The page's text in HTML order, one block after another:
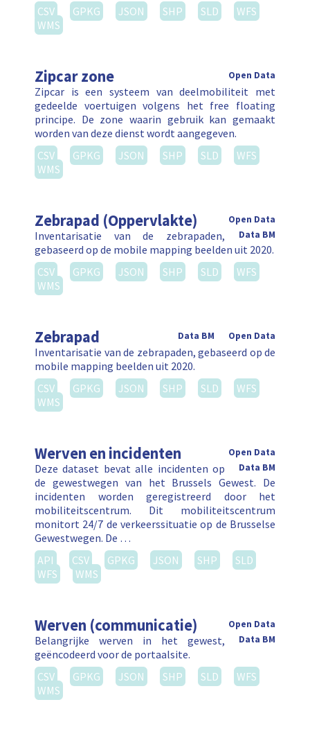
CSV GPKG JSON SHP SLD
WFS
WMS
Zipcar zone Open Data
Zipcar is een systeem van deelmobiliteit met
gedeelde voertuigen volgens het free floating
principe. De zone waarin gebruik kan gemaakt
worden van deze dienst wordt aangegeven.
CSV
GPKG JSON SHP SLD
WFS
WMS
Zebrapad (Oppervlakte)
Open Data
Data BM
Inventarisatie van de zebrapaden,
gebaseerd op de mobile mapping beelden uit 2020.
CSV
GPKG JSON SHP SLD
WFS
WMS
Zebrapad Open Data
Data BM
Inventarisatie van de zebrapaden, gebaseerd op de
mobile mapping beelden uit 2020.
CSV
GPKG JSON SHP SLD
WFS
WMS
Werven en incidenten
Open Data
Data BM
Deze dataset bevat alle incidenten op
de gewestwegen van het Brussels Gewest. De
incidenten worden geregistreerd door het
mobiliteitscentrum. Dit mobiliteitscentrum
monitort 24/7 de verkeerssituatie op de Brusselse
Gewestwegen. De …
API
CSV GPKG JSON SHP
SLD
WFS
WMS
Werven (communicatie)
Open Data
Data BM
Belangrijke werven in het gewest,
geëncodeerd voor de portaalsite.
CSV
GPKG JSON SHP SLD
WFS
WMS